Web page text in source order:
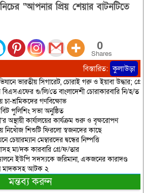
“আপনার প্রিয় শেয়ার বাটনটিতে
0
Shares
বিস্তারিত: কুলাউড়া
ভারতীয় সিগারেট, চোরাই গরু ও ইয়াবা উদ্ধার;
বিএসএফের গু/লি/তে বাংলাদেশী চোরাকারবারি নি/হ/ত
চা-শ্রমিকদের গণবিক্ষোভ
পুলিশিং সভা অনুষ্ঠিত
অস্থায়ী কার্যালয়ের কার্যক্রম শুরু ও বৃক্ষরোপণ
নিখোঁজ শিশুটি ফিরলো স্বজনদের কাছে
মেম্বারদের দ্বন্ধের নিষ্পত্তি
মা/দক কারবারি গ্রে/ফ/তার
ইউপি সদস্যকে জরিমানা, একজনের কারাদণ্ড
মাদকসহ আটক ২
মন্তব্য করুন